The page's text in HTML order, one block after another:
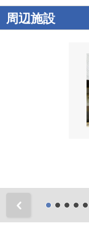
周辺施設